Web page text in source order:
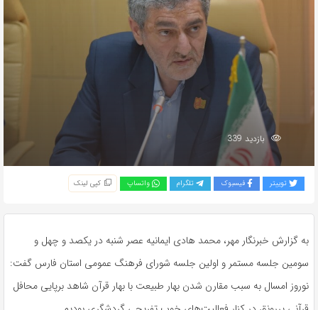
بازدید 339
توییتر فیسبوک تلگرام واتساپ کپی لینک
به گزارش خبرنگار مهر، محمد هادی ایمانیه عصر شنبه در یکصد و چهل و
سومین جلسه مستمر و اولین جلسه شورای فرهنگ عمومی استان فارس گفت:
نوروز امسال به سبب مقارن شدن بهار طبیعت با بهار قرآن شاهد برپایی محافل